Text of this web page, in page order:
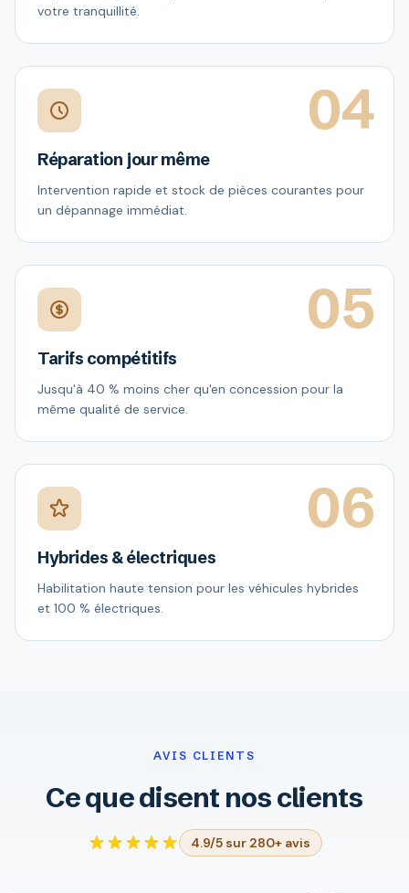
votre tranquillité.
04
Réparation jour même
Intervention rapide et stock de pièces courantes pour
un dépannage immédiat.
05
Tarifs compétitifs
Jusqu'à 40 % moins cher qu'en concession pour la
même qualité de service.
06
Hybrides & électriques
Habilitation haute tension pour les véhicules hybrides
et 100 % électriques.
AVIS CLIENTS
Ce que disent nos clients
4.9/5 sur 280+ avis